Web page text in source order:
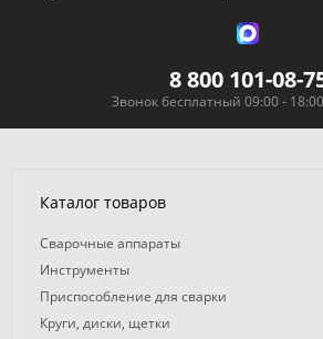
8 800 101-08-
Звонок бесплатный 09:00 -
Каталог товаров
Сварочные аппараты
Инструменты
Приспособление для сварки
Круги, диски, щетки